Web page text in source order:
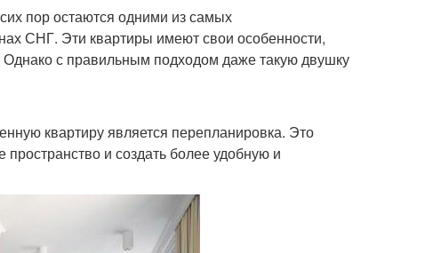
пор остаются одними из самых
СНГ. Эти квартиры имеют свои особенности,
с правильным подходом даже такую двушку
квартиру является перепланировка. Это
и создать более удобную и